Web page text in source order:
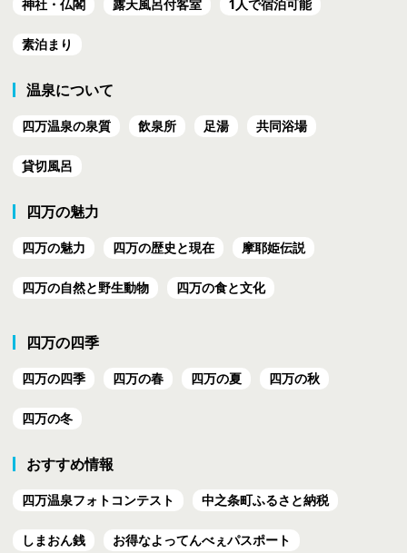
神社・仏閣 露天風呂付客室 1人で宿泊可能
素泊まり
温泉について
四万温泉の泉質 飲泉所 足湯 共同浴場
貸切風呂
四万の魅力
四万の魅力 四万の歴史と現在 摩耶姫伝説
四万の自然と野生動物 四万の食と文化
四万の四季
四万の四季 四万の春 四万の夏 四万の秋
四万の冬
おすすめ情報
四万温泉フォトコンテスト 中之条町ふるさと納税
しまおん銭 お得なよってんべぇパスポート